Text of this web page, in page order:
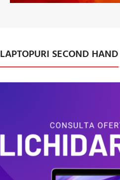
CUMPĂRĂ ACUM
LAPTOPURI SECOND HAND